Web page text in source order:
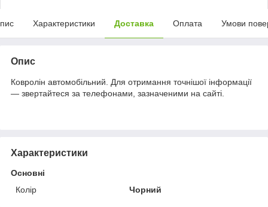
Характеристики Доставка Оплата Умови
Опис
Ковролін автомобільний. Для отримання точнішої інформації
— звертайтеся за телефонами, зазначеними на сайті.
Характеристики
Основні
Колір
Чорний